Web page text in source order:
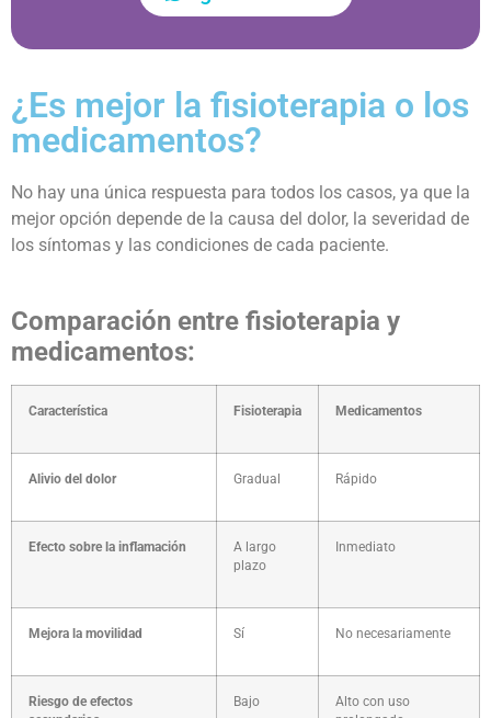
¿Es mejor la fisioterapia o los
medicamentos?
No hay una única respuesta para todos los casos, ya que la
mejor opción depende de la causa del dolor, la severidad de
los síntomas y las condiciones de cada paciente.
Comparación entre fisioterapia y
medicamentos:
Característica Fisioterapia Medicamentos
Alivio del dolor Gradual Rápido
Efecto sobre la inflamación
A largo
plazo
Inmediato
Mejora la movilidad Sí No necesariamente
Riesgo de efectos
Bajo
Alto con uso